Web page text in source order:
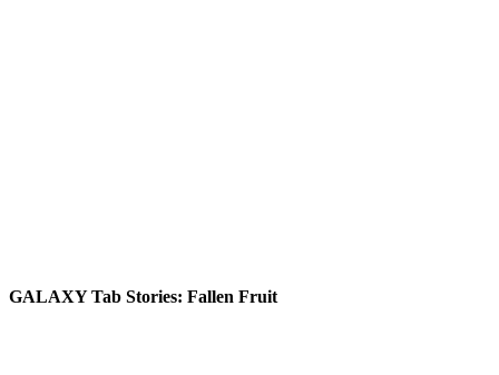
GALAXY Tab Stories: Fallen Fruit